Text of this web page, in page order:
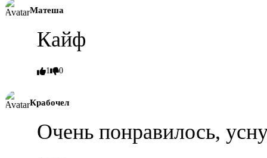
Матеша
Кайф
1 0
Крабочел
Очень понравилось,